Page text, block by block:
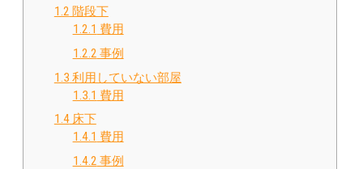
1.2 階段下
1.2.1 費用
1.2.2 事例
1.3 利用していない部屋
1.3.1 費用
1.4床下
1.4.1 費用
1.4.2 事例